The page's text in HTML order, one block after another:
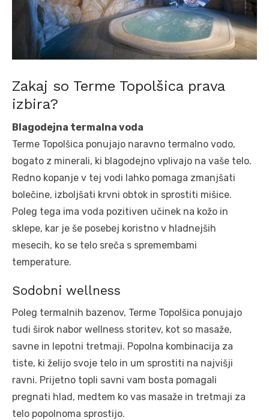
Zakaj so Terme Topolšica prava
izbira?
Blagodejna termalna voda
Terme Topolšica ponujajo naravno termalno vodo,
bogato z minerali, ki blagodejno vplivajo na vaše telo.
Redno kopanje v tej vodi lahko pomaga zmanjšati
bolečine, izboljšati krvni obtok in sprostiti mišice.
Poleg tega ima voda pozitiven učinek na kožo in
sklepe, kar je še posebej koristno v hladnejših
mesecih, ko se telo sreča s spremembami
temperature.
Sodobni wellness
Poleg termalnih bazenov, Terme Topolšica ponujajo
tudi širok nabor wellness storitev, kot so masaže,
savne in lepotni tretmaji. Popolna kombinacija za
tiste, ki želijo svoje telo in um sprostiti na najvišji
ravni. Prijetno topli savni vam bosta pomagali
pregnati hlad, medtem ko vas masaže in tretmaji za
telo popolnoma sprostijo.